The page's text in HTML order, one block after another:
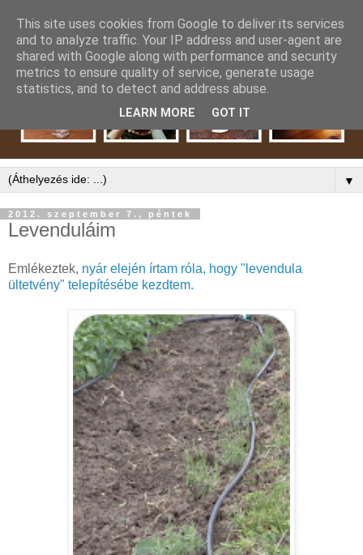
▼
2012. szeptember 7., péntek
Levenduláim
Emlékeztek, nyár elején írtam róla, hogy "levendula
ültetvény" telepítésébe kezdtem.
This site uses cookies from Google to deliver its services
and to analyze traffic. Your IP address and user-agent are
shared with Google along with performance and security
metrics to ensure quality of service, generate usage
statistics, and to detect and address abuse.
LEARN MORE GOT IT